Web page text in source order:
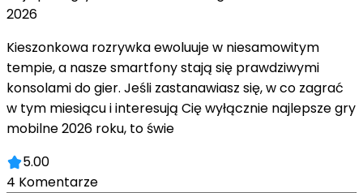
2026
Kieszonkowa rozrywka ewoluuje w niesamowitym
tempie, a nasze smartfony stają się prawdziwymi
konsolami do gier. Jeśli zastanawiasz się, w co zagrać
w tym miesiącu i interesują Cię wyłącznie najlepsze gry
mobilne 2026 roku, to świe
5.00
4 Komentarze